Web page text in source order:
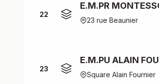
22
E.M.PR
23 rue Beaunier
23
E.M.PU ALAIN
Square Alain Fournier